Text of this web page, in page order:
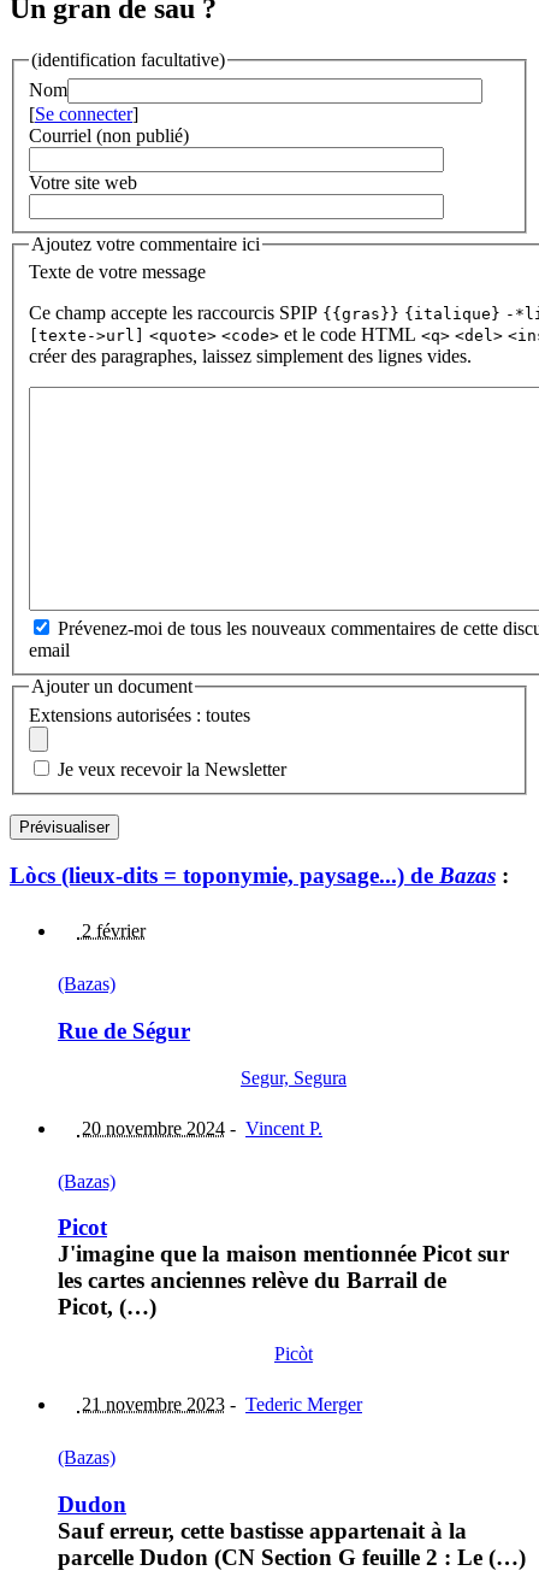
Un gran de sau ?
(identification facultative)
Nom
[Se connecter]
Courriel (non publié)
Votre site web
Ajoutez votre commentaire ici
Texte de votre message
Ce champ accepte les raccourcis SPIP {{gras}} {italique} -
[texte->url]
<quote> <code> et le code HTML <q> <del>
créer des paragraphes, laissez simplement des lignes vides.
Prévenez-moi de tous les nouveaux commentaires de cette
email
Ajouter un document
Extensions autorisées : toutes
Je veux recevoir la Newsletter
Lòcs (lieux-dits = toponymie, paysage...) de Bazas :
2 février
(Bazas)
Rue de Ségur
Segur, Segura
20 novembre 2024 - Vincent P.
(Bazas)
Picot
J'imagine que la maison mentionnée Picot sur
les cartes anciennes relève du Barrail de
Picot, (…)
Picòt
21 novembre 2023 - Tederic Merger
(Bazas)
Dudon
Sauf erreur, cette bastisse appartenait à la
parcelle Dudon (CN Section G feuille 2 : Le (…)